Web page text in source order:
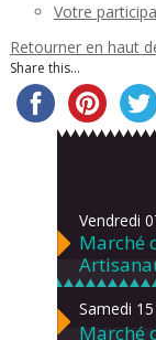
Votre
Retourner en haut
Share this...
Vendredi
Marché
Samedi
Marché